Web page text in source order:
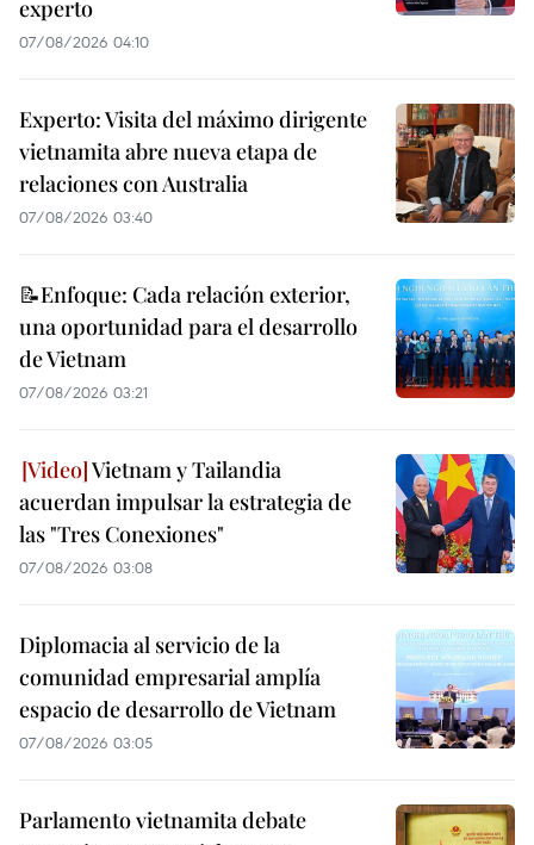
experto
07/08/2026 04:10
Experto: Visita del máximo dirigente
vietnamita abre nueva etapa de
relaciones con Australia
07/08/2026 03:40
📝Enfoque: Cada relación exterior,
una oportunidad para el desarrollo
de Vietnam
07/08/2026 03:21
Vietnam y Tailandia
acuerdan impulsar la estrategia de
las "Tres Conexiones"
07/08/2026 03:08
Diplomacia al servicio de la
comunidad empresarial amplía
espacio de desarrollo de Vietnam
07/08/2026 03:05
Parlamento vietnamita debate